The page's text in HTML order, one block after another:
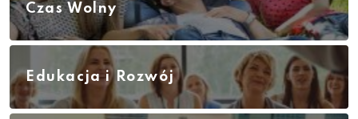
Czas Wolny
Edukacja i Rozwój